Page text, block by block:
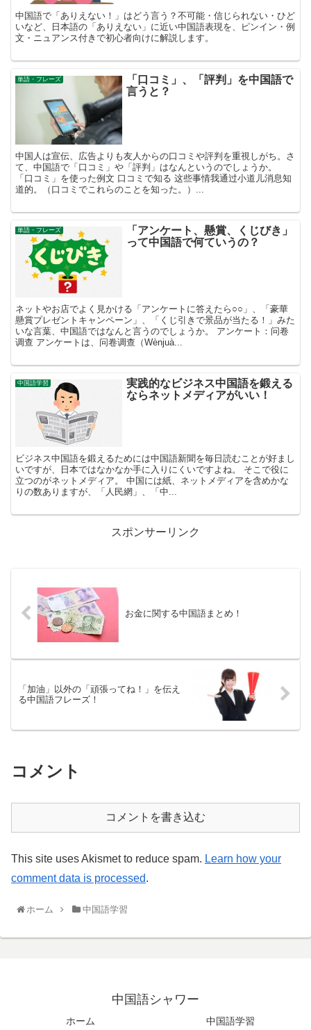
中国語で「ありえない！」はどう言う？不可能・信じられない・ひど
いなど、日本語の「ありえない」に近い中国語表現を、ピンイン・例
文・ニュアンス付きで初心者向けに解説します。
単語・フレーズ
「口コミ」、「評判」を中国語で
言うと？
中国人は宣伝、広告よりも友人からの口コミや評判を重視しがち。さ
て、中国語で「口コミ」や「評判」はなんというのでしょうか。
「口コミ」を使った例文 口コミで知る 这些事情我通过小道儿消息知
道的。（口コミでこれらのことを知った。）...
単語・フレーズ
「アンケート、懸賞、くじびき」
って中国語で何ていうの？
ネットやお店でよく見かける「アンケートに答えたら○○」、「豪華
懸賞プレゼントキャンペーン」、「くじ引きで景品が当たる！」みた
いな言葉、中国語ではなんと言うのでしょうか。 アンケート：问卷
调查 アンケートは、问卷调查（Wènjuà...
中国語学習
実践的なビジネス中国語を鍛える
ならネットメディアがいい！
ビジネス中国語を鍛えるためには中国語新聞を毎日読むことが好まし
いですが、日本ではなかなか手に入りにくいですよね。 そこで役に
立つのがネットメディア。 中国には紙、ネットメディアを含めかな
りの数ありますが、「人民網」、「中...
スポンサーリンク
お金に関する中国語まとめ！
「加油」以外の「頑張ってね！」を伝え
る中国語フレーズ！
コメント
コメントを書き込む
This site uses Akismet to reduce spam. Learn how your
comment data is processed.
ホーム 中国語学習
中国語シャワー
ホーム 中国語学習